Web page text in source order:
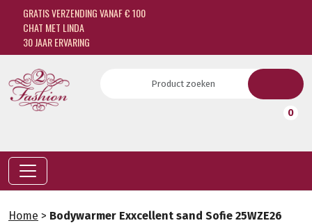
GRATIS VERZENDING VANAF € 100
CHAT MET LINDA
30 JAAR ERVARING
0
Home > Bodywarmer Exxcellent sand Sofie 25WZE26